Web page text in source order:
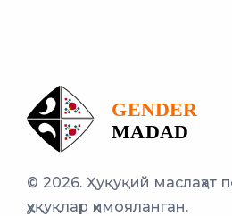
© 2026. Ҳуқуқий маслаҳат
ҳуқуқлар ҳимояланган.